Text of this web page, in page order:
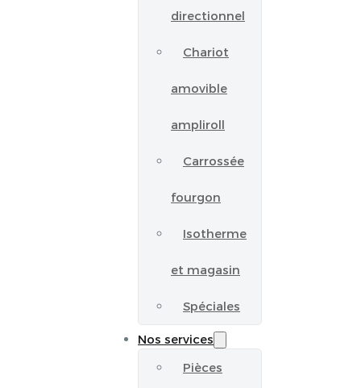
directionnel
Chariot
amovible
ampliroll
Carrossée
fourgon
Isotherme
et magasin
Spéciales
Nos services
Pièces